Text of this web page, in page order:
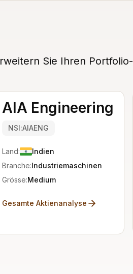
Sie Ihren Portfolio-
AIA Engineering
NSI:AIAENG
Land:
Indien
Branche:Industriemaschinen
Grösse:Medium
Gesamte Aktienanalyse